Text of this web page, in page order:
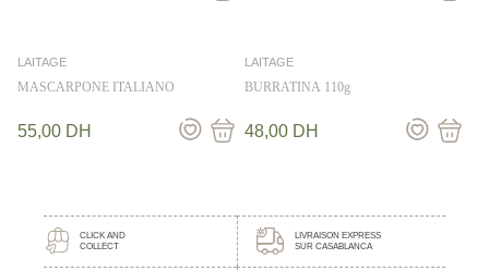
LAITAGE
MASCARPONE ITALIANO
55,00 DH
LAITAGE
BURRATINA 110g
48,00 DH
CLICK AND
COLLECT
LIVRAISON EXPRESS
SUR CASABLANCA